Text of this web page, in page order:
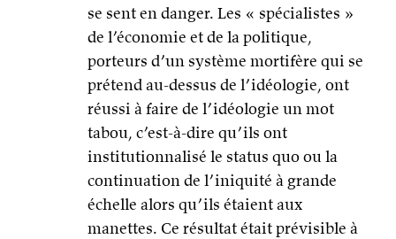
se sent en danger. Les « spécialistes »
de l’économie et de la politique,
porteurs d’un système mortifère qui se
prétend au-dessus de l’idéologie, ont
réussi à faire de l’idéologie un mot
tabou, c’est-à-dire qu’ils ont
institutionnalisé le status quo ou la
continuation de l’iniquité à grande
échelle alors qu’ils étaient aux
manettes. Ce résultat était prévisible à